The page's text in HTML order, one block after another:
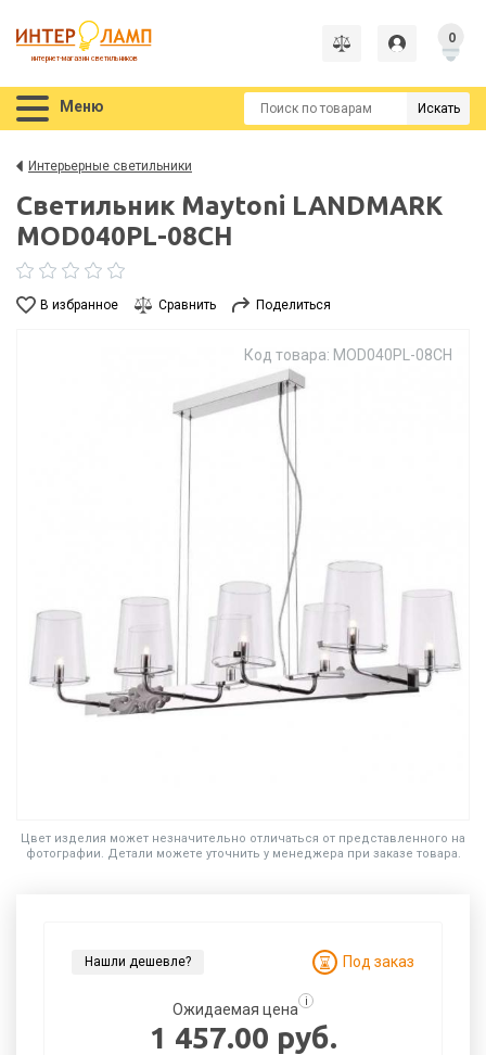
интернет-магазин светильников
0
Меню Искать
Интерьерные светильники
Светильник Maytoni LANDMARK
MOD040PL-08CH
В избранное Сравнить Поделиться
Код товара: MOD040PL-08CH
Цвет изделия может незначительно отличаться от представленного на
фотографии. Детали можете уточнить у менеджера при заказе товара.
Нашли дешевле? Под заказ
Ожидаемая цена i
1 457.00 руб.